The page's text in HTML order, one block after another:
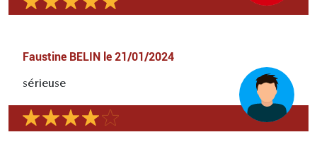
Faustine BELIN le 21/01/2024
sérieuse